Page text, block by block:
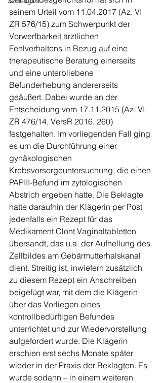
seinem Urteil vom 11.04.2017 (Az. VI
ZR 576/15) zum Schwerpunkt der
Vorwerfbarkeit ärztlichen
Fehlverhaltens in Bezug auf eine
therapeutische Beratung einerseits
und eine unterbliebene
Befunderhebung andererseits
geäußert. Dabei wurde an der
Entscheidung vom 17.11.2015 (Az. VI
ZR 476/14, VersR 2016, 260)
festgehalten. Im vorliegenden Fall ging
es um die Durchführung einer
gynäkologischen
Krebsvorsorgeuntersuchung, die einen
PAPIII-Befund im zytologischen
Abstrich ergeben hatte. Die Beklagte
hatte daraufhin der Klägerin per Post
jedenfalls ein Rezept für das
Medikament Clont Vaginaltabletten
übersandt, das u.a. der Aufhellung des
Zellbildes am Gebärmutterhalskanal
dient. Streitig ist, inwiefern zusätzlich
zu diesem Rezept ein Anschreiben
beigefügt war, mit dem die Klägerin
über das Vorliegen eines
kontrollbedürftigen Befundes
unterrichtet und zur Wiedervorstellung
aufgefordert wurde. Die Klägerin
erschien erst sechs Monate später
wieder in der Praxis der Beklagten. Es
wurde sodann – in einem weiteren